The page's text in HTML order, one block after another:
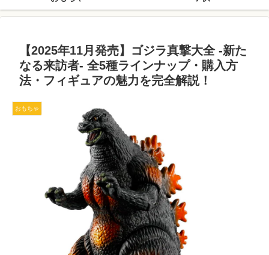
【2025年11月発売】ゴジラ真撃大全 -新た
なる来訪者- 全5種ラインナップ・購入方
法・フィギュアの魅力を完全解説！
おもちゃ